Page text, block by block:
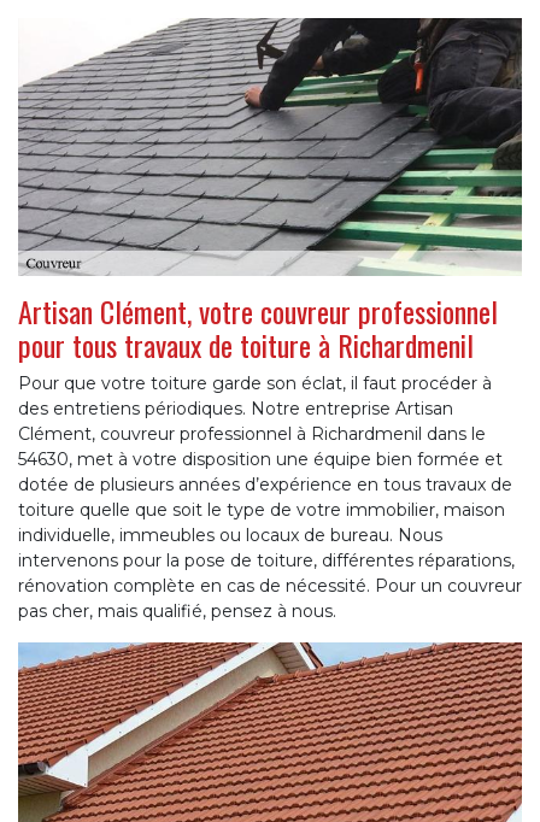
Artisan Clément, votre couvreur professionnel
pour tous travaux de toiture à Richardmenil
Pour que votre toiture garde son éclat, il faut procéder à
des entretiens périodiques. Notre entreprise Artisan
Clément, couvreur professionnel à Richardmenil dans le
54630, met à votre disposition une équipe bien formée et
dotée de plusieurs années d’expérience en tous travaux de
toiture quelle que soit le type de votre immobilier, maison
individuelle, immeubles ou locaux de bureau. Nous
intervenons pour la pose de toiture, différentes réparations,
rénovation complète en cas de nécessité. Pour un couvreur
pas cher, mais qualifié, pensez à nous.